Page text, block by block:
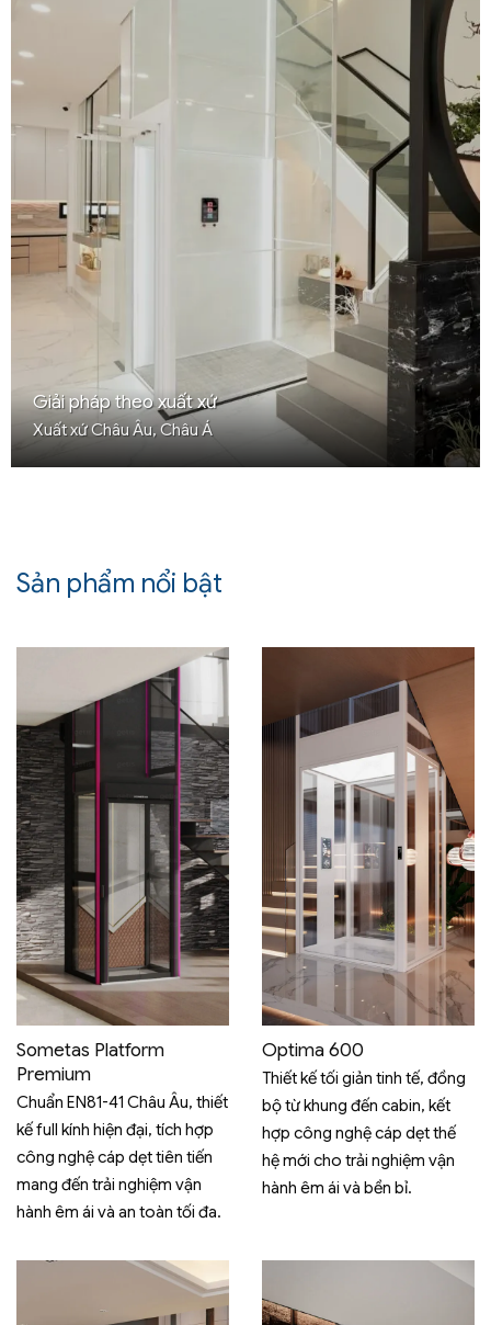
Giải pháp theo xuất xứ
Xuất xứ Châu Âu, Châu Á
Sản phẩm nổi bật
Sometas Platform
Premium
Chuẩn EN81-41 Châu Âu, thiết
kế full kính hiện đại, tích hợp
công nghệ cáp dẹt tiên tiến
mang đến trải nghiệm vận
hành êm ái và an toàn tối đa.
Optima 600
Thiết kế tối giản tinh tế, đồng
bộ từ khung đến cabin, kết
hợp công nghệ cáp dẹt thế
hệ mới cho trải nghiệm vận
hành êm ái và bền bỉ.